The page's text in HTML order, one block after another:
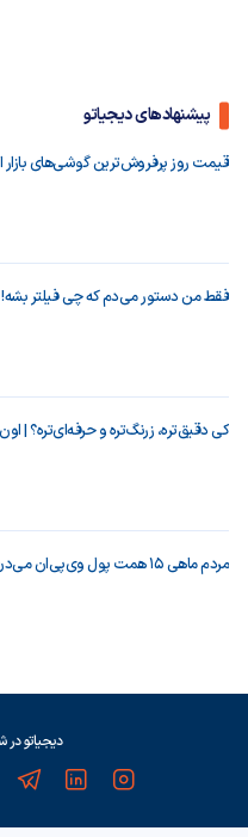
پیشنهادهای دیجیاتو
قیمت روز پرفروش‌ترین گوشی‌های بازار ایران [15
فقط من دستور می‌دم که چی فیلتر
کی دقیق‌تره، زرنگ‌تره و حرفه‌ای‌تره؟ |
مردم ماهی ۱۵ همت پول وی‌پی‌ان می‌دن! | تک‌تاک
دیجیاتو